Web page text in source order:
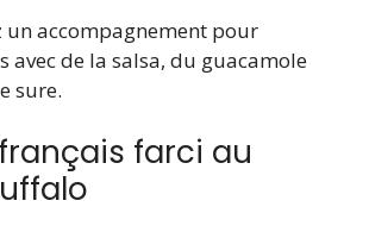
un accompagnement pour
avec de la salsa, du guacamole
sure.
farci au